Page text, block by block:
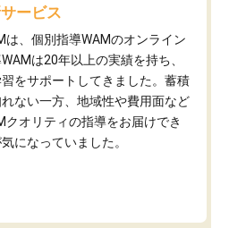
ービス
は、個別指導WAMのオンライン
は20年以上の実績を持ち、
をサポートしてきました。蓄積
ない一方、地域性や費用面など
クオリティの指導をお届けでき
になっていました。